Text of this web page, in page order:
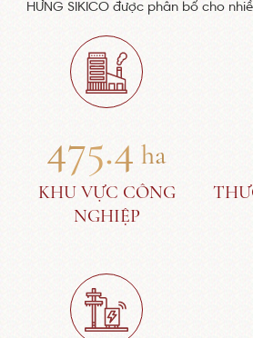
HƯNG SIKICO được phân bổ cho
475.4 ha
KHU VỰC CÔNG
NGHIỆP